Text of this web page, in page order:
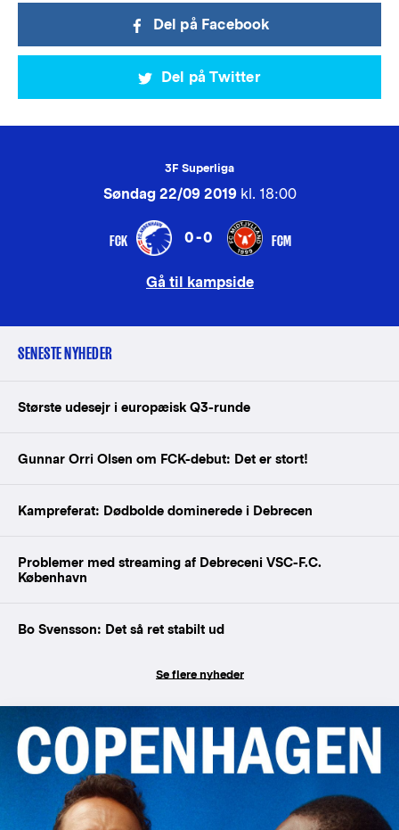
Del på Facebook
Del på Twitter
3F Superliga
Søndag 22/09 2019kl. 18:00
FCK 0-0 FCM
Gå til kampside
SENESTE NYHEDER
Største udesejr i europæisk Q3-runde
Gunnar Orri Olsen om FCK-debut: Det er stort!
Kampreferat: Dødbolde dominerede i Debrecen
Problemer med streaming af Debreceni VSC-F.C.
København
Bo Svensson: Det så ret stabilt ud
Se flere nyheder